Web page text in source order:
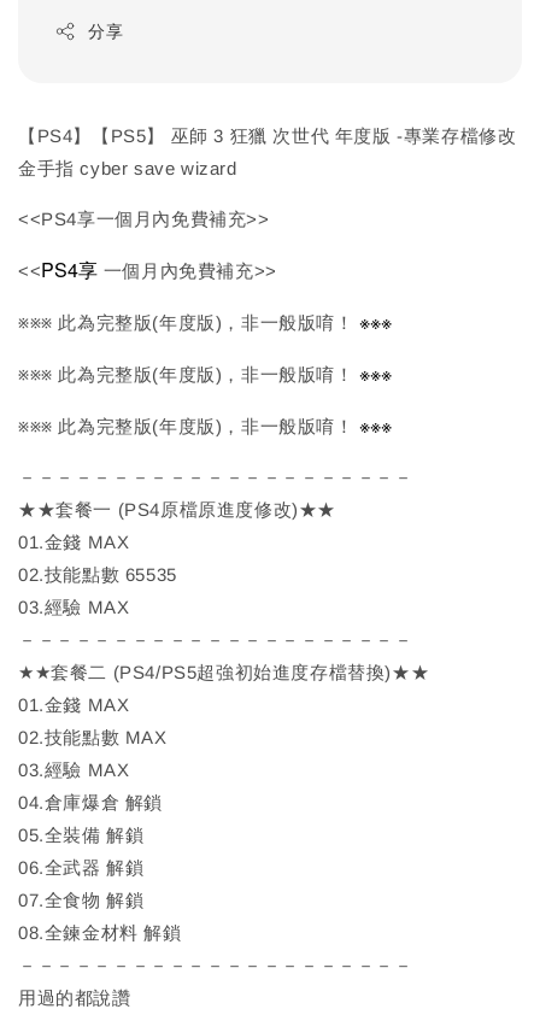
分享
【PS4】【PS5】 巫師 3 狂獵 次世代 年度版 -專業存檔修改
金手指 cyber save wizard
<<PS4享一個月內免費補充>>
<<PS4享 一個月內免費補充>>
※※※ 此為完整版(年度版)，非一般版唷！※※※
※※※ 此為完整版(年度版)，非一般版唷！※※※
※※※ 此為完整版(年度版)，非一般版唷！※※※
－－－－－－－－－－－－－－－－－－－－－
★★套餐一 (PS4原檔原進度修改)★★
01.金錢 MAX
02.技能點數 65535
03.經驗 MAX
－－－－－－－－－－－－－－－－－－－－－
★★套餐二 (PS4/PS5超強初始進度存檔替換)★★
01.金錢 MAX
02.技能點數 MAX
03.經驗 MAX
04.倉庫爆倉 解鎖
05.全裝備 解鎖
06.全武器 解鎖
07.全食物 解鎖
08.全鍊金材料 解鎖
－－－－－－－－－－－－－－－－－－－－－
用過的都說讚